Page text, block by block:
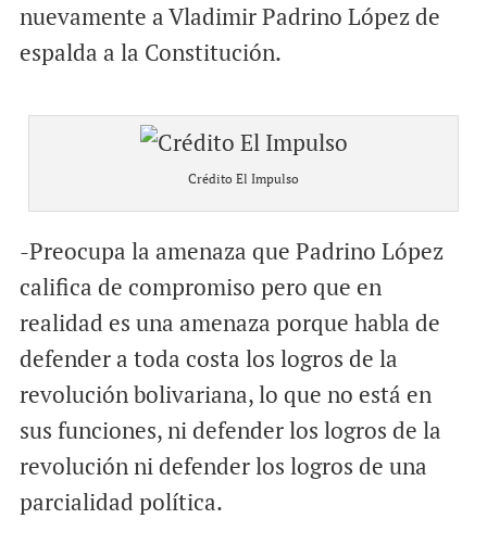
nuevamente a Vladimir Padrino López de
espalda a la Constitución.
Crédito El Impulso
-Preocupa la amenaza que Padrino López
califica de compromiso pero que en
realidad es una amenaza porque habla de
defender a toda costa los logros de la
revolución bolivariana, lo que no está en
sus funciones, ni defender los logros de la
revolución ni defender los logros de una
parcialidad política.